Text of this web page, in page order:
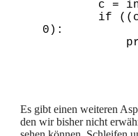
0):
Es gibt einen weiteren
den wir bisher nicht